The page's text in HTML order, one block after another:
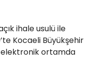
ihale usulü ile
Kocaeli Büyükşehir
elektronik ortamda